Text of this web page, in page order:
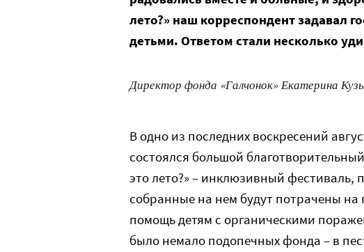
лето?» наш корреспондент задавал
детьми. Ответом стали несколько
Директор фонда «Галчонок» Екатерина
В одно из последних воскресений
состоялся большой
это лето?» – инклюзивный фестиваль,
собранные на нем будут потрачены
помощь детям с органическими
было немало подопечных фонда – в